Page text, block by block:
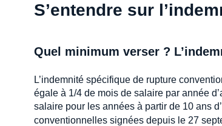
S’entendre sur
Quel minimum verser ?
L’indemnité spécifique de rupture
égale à 1/4 de mois de salaire par année
salaire pour les années à partir de 10 ans
conventionnelles signées depuis le 27